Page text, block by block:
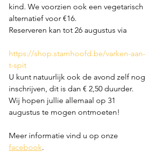
kind. We voorzien ook een vegetarisch
alternatief voor €16.
Reserveren kan tot 26 augustus via
https://shop.stamhoofd.be/varken-aan-
t-spit
U kunt natuurlijk ook de avond zelf nog
inschrijven, dit is dan € 2,50 duurder.
Wij hopen jullie allemaal op 31
augustus te mogen ontmoeten!
Meer informatie vind u op onze
facebook.